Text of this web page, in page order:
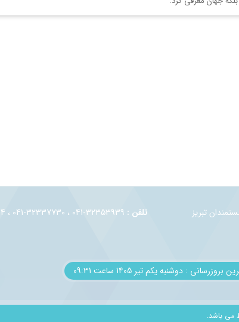
مستمندان تبریز، با ...
تبريز تلفن : 32353939-041 ، 32337730-041 ، 32330944-041
بروزرسانی : دوشنبه یکم تير 1405 ساعت 09:31